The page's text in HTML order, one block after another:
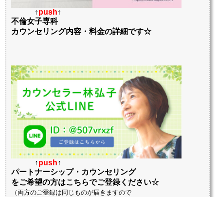
↑push↑
不倫女子専科
カウンセリング内容・料金の詳細です☆
↑push↑
パートナーシップ・カウンセリング
をご希望の方はこちらでご登録ください☆
（両方のご登録は同じものが届きますので